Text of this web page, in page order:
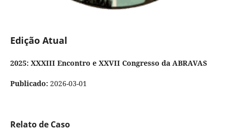
Edição Atual
2025: XXXIII Encontro e XXVII Congresso da ABRAVAS
Publicado: 2026-03-01
Relato de Caso